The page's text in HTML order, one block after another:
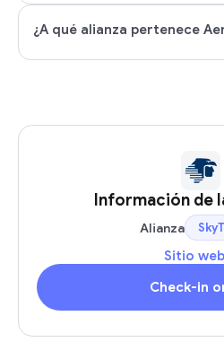
¿A qué alianza pertenece
Información de
Alianza
Sitio web
Check-in